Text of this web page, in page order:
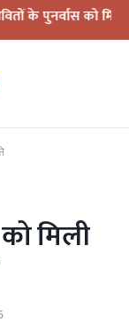
को मिलेगी नई
मिली